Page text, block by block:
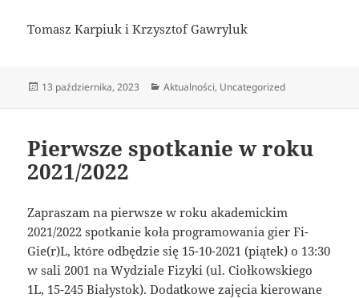
Tomasz Karpiuk i Krzysztof Gawryluk
Data
13 października, 2023 Kategorie
Aktualności, Uncategorized
Pierwsze spotkanie w roku
2021/2022
Zapraszam na pierwsze w roku akademickim
2021/2022 spotkanie koła programowania gier Fi-
Gie(r)L, które odbędzie się 15-10-2021 (piątek) o 13:30
w sali 2001 na Wydziale Fizyki (ul. Ciołkowskiego
1L, 15-245 Białystok). Dodatkowe zajęcia kierowane